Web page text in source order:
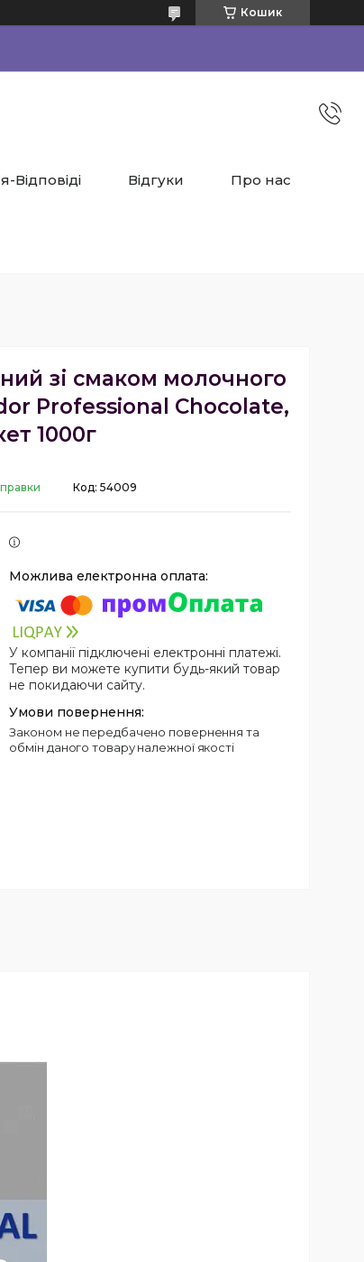
Кошик
Відповіді Відгуки Про нас
зі смаком молочного
Professional Chocolate,
1000г
Код: 54009
У компанії підключені електронні платежі.
Тепер ви можете купити будь-який товар
не покидаючи сайту.
Законом не передбачено повернення та
обмін даного товару належної якості